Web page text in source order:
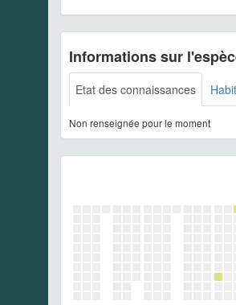
Informations sur
Etat des connaissances
Non renseignée pour le moment